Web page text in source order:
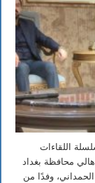
27 / مايو / 2025 ضمن سلسلة اللقاءات
محافظة بغداد
وفدًا من